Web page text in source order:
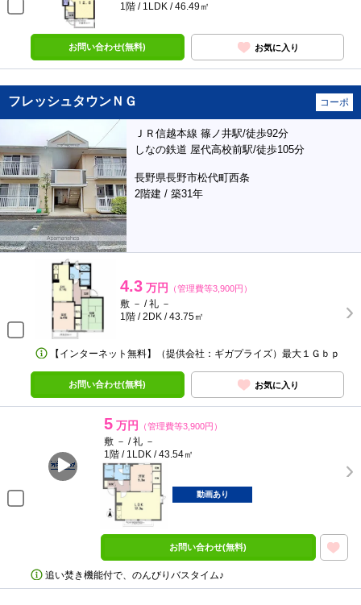
1階 / 1LDK / 46.49㎡
お問い合わせ(無料) お気に入り
フレッシュタウンＮＧ コーポ
ＪＲ信越本線 篠ノ井駅/徒歩92分
しなの鉄道 屋代高校前駅/徒歩105分
長野県長野市松代町西条
2階建 / 築31年
4.3 万円 （管理費等3,900円）
敷 － / 礼 －
1階 / 2DK / 43.75㎡
【インターネット無料】（提供会社：ギガプライズ）最大１Ｇｂｐ
お問い合わせ(無料) お気に入り
5 万円 （管理費等3,900円）
敷 － / 礼 －
1階 / 1LDK / 43.54㎡
動画あり
お問い合わせ(無料)
追い焚き機能付で、のんびりバスタイム♪